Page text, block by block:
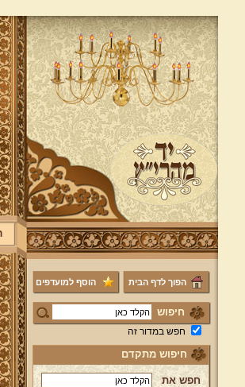
הפוך לדף הבית הוסף למועדפים
חיפוש
חפש במדור זה
חיפוש מתקדם
חפש את